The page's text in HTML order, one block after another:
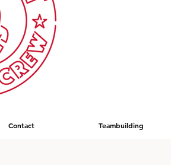
Contact Teambuilding